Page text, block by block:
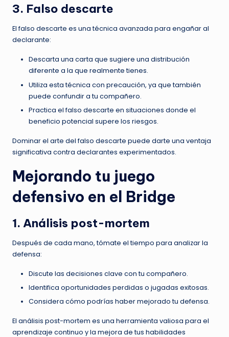
3. Falso descarte
El falso descarte es una técnica avanzada para engañar al
declarante:
Descarta una carta que sugiere una distribución
diferente a la que realmente tienes.
Utiliza esta técnica con precaución, ya que también
puede confundir a tu compañero.
Practica el falso descarte en situaciones donde el
beneficio potencial supere los riesgos.
Dominar el arte del falso descarte puede darte una ventaja
significativa contra declarantes experimentados.
Mejorando tu juego
defensivo en el Bridge
1. Análisis post-mortem
Después de cada mano, tómate el tiempo para analizar la
defensa:
Discute las decisiones clave con tu compañero.
Identifica oportunidades perdidas o jugadas exitosas.
Considera cómo podrías haber mejorado tu defensa.
El análisis post-mortem es una herramienta valiosa para el
aprendizaje continuo y la mejora de tus habilidades